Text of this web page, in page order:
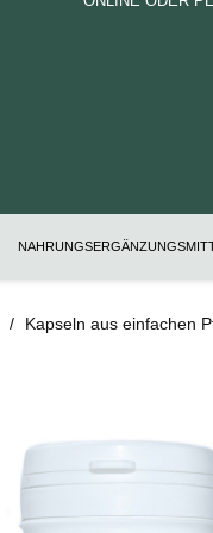
Kapseln aus einfachen